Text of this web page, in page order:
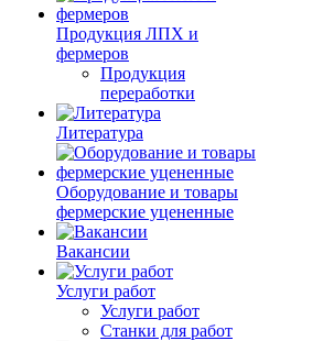
Продукция ЛПХ и
фермеров
Продукция
переработки
Литература
Оборудование и товары
фермерские уцененные
Вакансии
Услуги работ
Услуги работ
Станки для работ